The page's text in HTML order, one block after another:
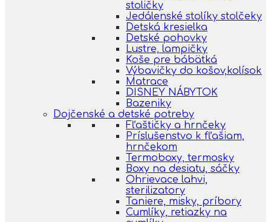
stoličky
Jedálenské stolíky stolčeky
Detská kresielka
Detské pohovky
Lustre, lampičky
Koše pre bábätká
Výbavičky do košov,kolísok
Matrace
DISNEY NÁBYTOK
Bazeniky
Dojčenské a detské potreby
Fľaštičky a hrnčeky
Príslušenstvo k fľašiam,
hrnčekom
Termoboxy, termosky
Boxy na desiatu, sáčky
Ohrievace lahvi,
sterilizatory
Taniere, misky, príbory
Cumlíky, retiazky na